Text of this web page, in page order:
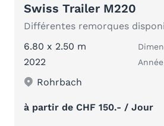
Swiss Trailer M220
6.80 x 2.50 m
2022
Rohrbach
à partir de CHF 150.- / Jour